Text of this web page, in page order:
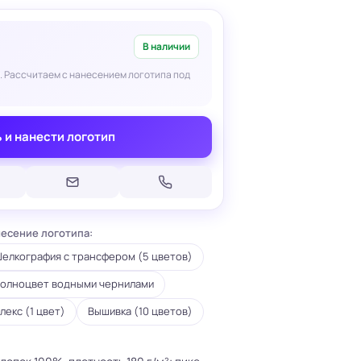
Печать на кепках
Печать на футболках
Брендирование униформы
Печать на термосах
В наличии
Рассчитаем с нанесением логотипа под
нанести логотип
логотипа:
с трансфером (5 цветов)
водными чернилами
(1 цвет)
Вышивка (10 цветов)